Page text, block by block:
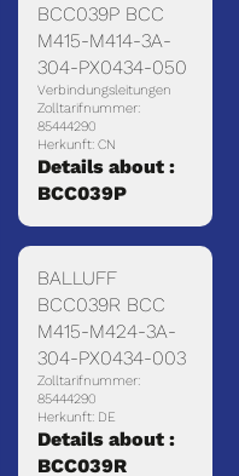
BCC039P BCC
M415-M414-3A-
304-PX0434-050
Verbindungsleitungen
Zolltarifnummer:
85444290
Herkunft: CN
Details about :
BCC039P
BALLUFF
BCC039R BCC
M415-M424-3A-
304-PX0434-003
Zolltarifnummer:
85444290
Herkunft: DE
Details about :
BCC039R